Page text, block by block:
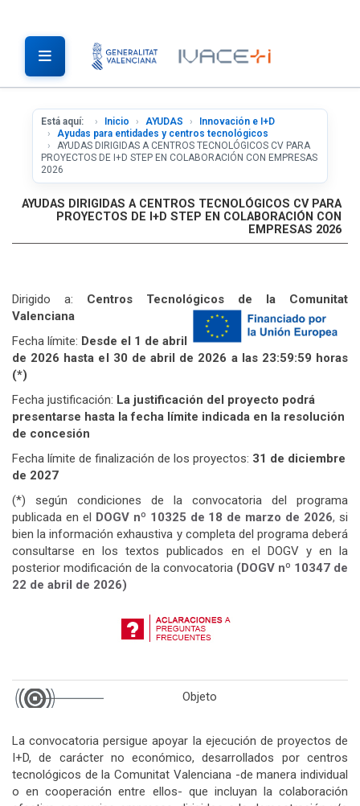
Está aquí: Inicio AYUDAS
Innovación e I+D
Ayudas para entidades y centros tecnológicos
AYUDAS DIRIGIDAS A CENTROS TECNOLÓGICOS CV PARA
PROYECTOS DE I+D STEP EN COLABORACIÓN CON EMPRESAS
2026
AYUDAS DIRIGIDAS A CENTROS TECNOLÓGICOS CV PARA
PROYECTOS DE I+D STEP EN COLABORACIÓN CON
EMPRESAS 2026
Dirigido a: Centros Tecnológicos de la Comunitat
Valenciana
Fecha límite: Desde el 1 de abril
de 2026 hasta el 30 de abril de 2026 a las 23:59:59 horas
(*)
Fecha justificación: La justificación del proyecto podrá
presentarse hasta la fecha límite indicada en la resolución
de concesión
Fecha límite de finalización de los proyectos: 31 de diciembre
de 2027
(*) según condiciones de la convocatoria del programa
publicada en el DOGV nº 10325 de 18 de marzo de 2026, si
bien la información exhaustiva y completa del programa deberá
consultarse en los textos publicados en el DOGV y en la
posterior modificación de la convocatoria (DOGV nº 10347 de
22 de abril de 2026)
Objeto
La convocatoria persigue apoyar la ejecución de proyectos de
I+D, de carácter no económico, desarrollados por centros
tecnológicos de la Comunitat Valenciana -de manera individual
o en cooperación entre ellos- que incluyan la colaboración